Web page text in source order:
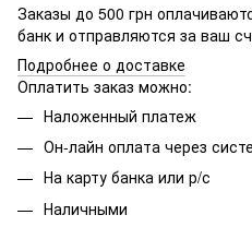
Заказы до 500 грн
банк и отправляются за ваш
Подробнее о доставке
Оплатить заказ можно:
Наложенный платеж
Он-лайн оплата через
На карту банка или р/с
Наличными